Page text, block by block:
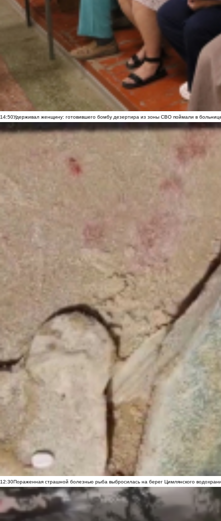
14:50Удерживал женщину: готовившего бомбу дезертира из зоны СВО поймали в
12:30Пораженная страшной болезнью рыба выбросилась на берег Цимлянского